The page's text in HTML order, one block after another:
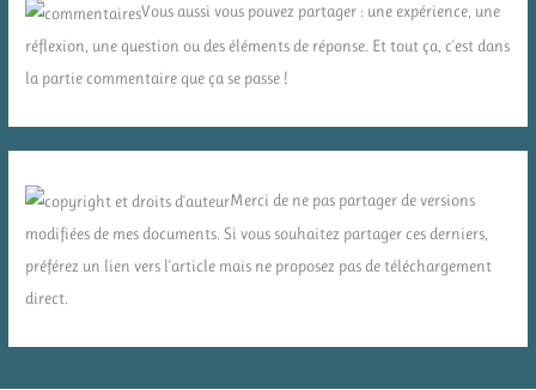
Vous aussi vous pouvez partager : une expérience, une
réflexion, une question ou des éléments de réponse. Et tout ça, c'est dans
la partie commentaire que ça se passe !
Merci de ne pas partager de versions
modifiées de mes documents. Si vous souhaitez partager ces derniers,
préférez un lien vers l'article mais ne proposez pas de téléchargement
direct.